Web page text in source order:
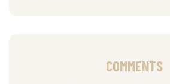
COMMENTS